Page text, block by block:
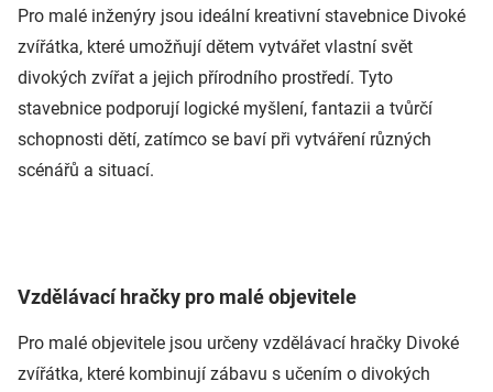
Pro malé inženýry jsou ideální kreativní stavebnice Divoké
zvířátka, které umožňují dětem vytvářet vlastní svět
divokých zvířat a jejich přírodního prostředí. Tyto
stavebnice podporují logické myšlení, fantazii a tvůrčí
schopnosti dětí, zatímco se baví při vytváření různých
scénářů a situací.
Vzdělávací hračky pro malé objevitele
Pro malé objevitele jsou určeny vzdělávací hračky Divoké
zvířátka, které kombinují zábavu s učením o divokých